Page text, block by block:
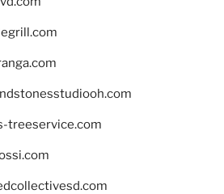
treeservice.com